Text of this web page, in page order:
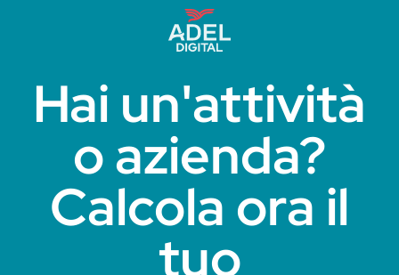
Hai un'attività
o azienda?
Calcola ora il
tuo